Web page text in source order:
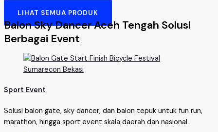
LIHAT SEMUA PRODUK
Balon Sky Dancer Aceh Tengah Solusi
Berbagai Event
Sport Event
Solusi balon gate, sky dancer, dan balon tepuk untuk fun run,
marathon, hingga sport event skala daerah dan nasional.